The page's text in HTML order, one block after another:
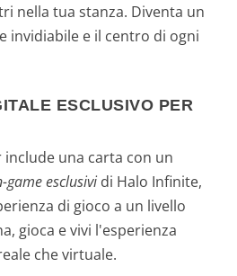
nella tua stanza. Diventa un
invidiabile e il centro di ogni
ESCLUSIVO PER
include una carta con un
game esclusivi di Halo Infinite,
di gioco a un livello
gioca e vivi l'esperienza
che virtuale.